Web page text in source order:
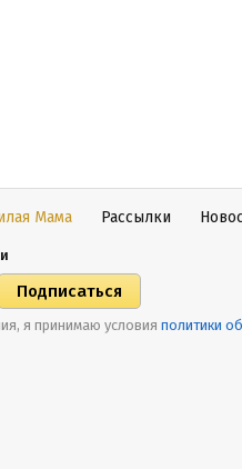
Мама Рассылки
я принимаю условия политики